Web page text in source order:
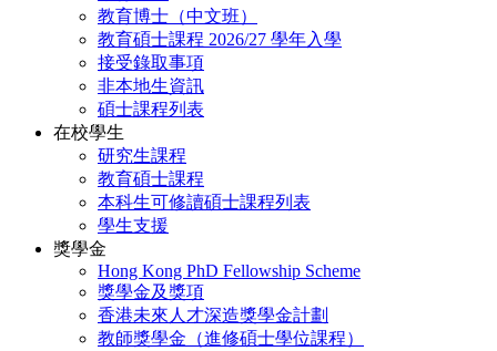
教育博士（中文班）
教育碩士課程 2026/27 學年入學
接受錄取事項
非本地生資訊
碩士課程列表
在校學生
研究生課程
教育碩士課程
本科生可修讀碩士課程列表
學生支援
獎學金
Hong Kong PhD Fellowship Scheme
獎學金及獎項
香港未來人才深造獎學金計劃
教師獎學金（進修碩士學位課程）